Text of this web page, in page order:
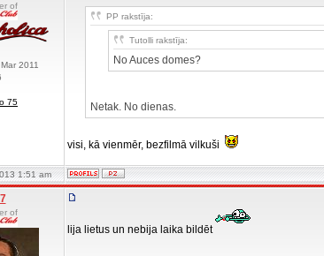
of
2011
75
PP rakstīja:
Tutolli rakstīja:
No Auces domes?
Netak. No dienas.
visi, kā vienmēr, bezfilmā vilkuši
1:51 am
of
lija lietus un nebija laika bildēt